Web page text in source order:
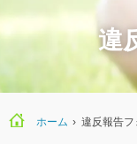
シェア
違
ホーム › 違反報告フ